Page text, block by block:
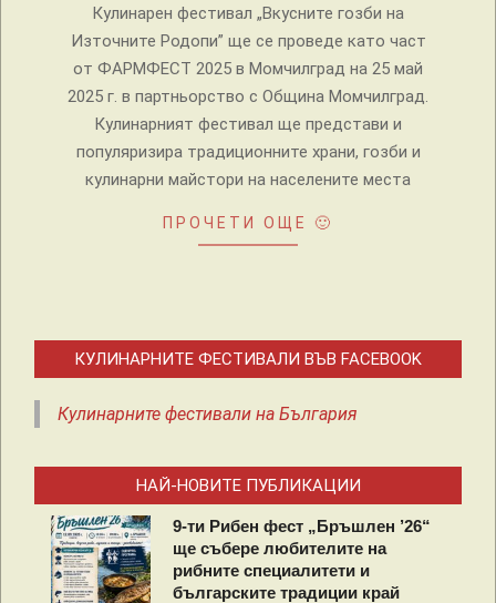
Кулинарен фестивал „Вкусните гозби на
Източните Родопи” ще се проведе като част
от ФАРМФЕСТ 2025 в Момчилград на 25 май
2025 г. в партньорство с Община Момчилград.
Кулинарният фестивал ще представи и
популяризира традиционните храни, гозби и
кулинарни майстори на населените места
ПРОЧЕТИ ОЩЕ 🙂
КУЛИНАРНИТЕ ФЕСТИВАЛИ ВЪВ FACEBOOK
Кулинарните фестивали на България
НАЙ-НОВИТЕ ПУБЛИКАЦИИ
9-ти Рибен фест „Бръшлен ’26“
ще събере любителите на
рибните специалитети и
българските традиции край